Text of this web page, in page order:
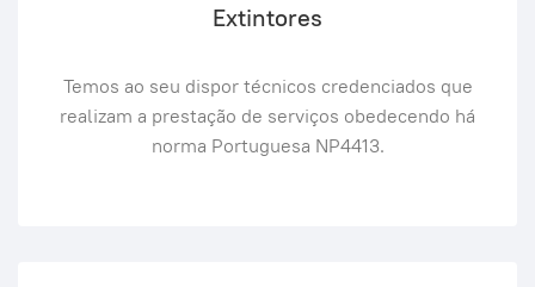
Extintores
Temos ao seu dispor técnicos credenciados que
realizam a prestação de serviços obedecendo há
norma Portuguesa NP4413.